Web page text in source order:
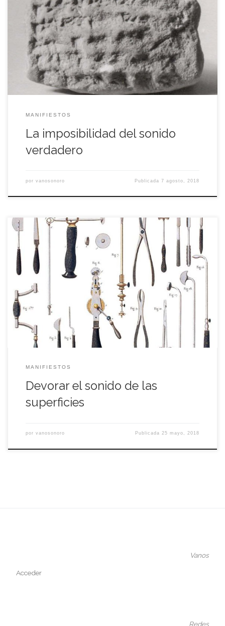
Las gra­ba­cio­nes trai­cio­nan la libre impro­vi­sa­ción / ¿Las gra­
ba­cio­nes trai­cio­nan la libre improvisación?/ Las gra­ba­cio­nes
tra­du­cen la libre improvisación/ Las grabaciones/ la libre
improvisación/ Las gra­ba­cio­nes son la úni­ca exis­ten­cia real de
la libre improvisación/ ¿Sólo gra­cias a que exis­ten las gra­ba­
cio­nes hemos sido capa­ces de crear esa vaga metá­fo­ra […]
MANIFIESTOS
La imposibilidad del sonido
verdadero
por vanosonoro Publicada7 agosto, 2018
Sólo la escu­cha nos une. Social­men­te. Eco­nó­mi­ca­men­te.
Materialmente. Úni­ca ley del mun­do. Expre­sión enmas­ca­ra­da
de todos los indi­vi­dua­lis­mos, de todos los colec­ti­vis­mos. De
todas las reli­gio­nes. De todos los tra­ta­dos de paz. Por­que el
soni­do está atra­ve­sa­do de batallas. Tupí or not tupí. Los soni­
dos son la corro­sión de todas […]
MANIFIESTOS
Devorar el sonido de las
superficies
por vanosonoro Publicada25 mayo, 2018
Vanos
Acceder
Redes